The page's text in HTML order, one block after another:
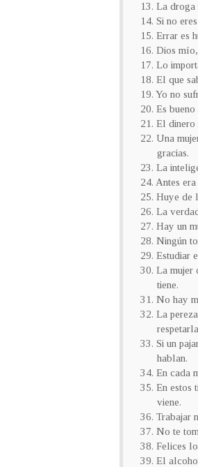
13. La
14. Si no
15. Errar es
16. Dios
17. Lo
18. El que
19. Yo no
20. Es
21. El dinero
22. Una
gracias.
23. La
24. Antes
25. Huye de
26. La
27. Hay un
28. Ningún
29. Estudiar
30. La mujer
tiene.
31. No hay
32. La
33. Si un
hablan.
34. En cada
35. En estos
viene.
36. Trabajar
37. No te
38. Felices
39. El